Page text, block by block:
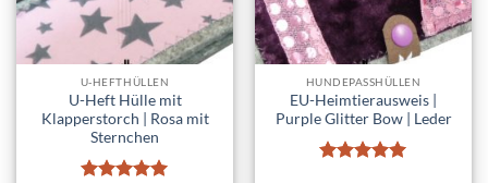
U-HEFTHÜLLEN
U-Heft Hülle mit
Klapperstorch | Rosa mit
Sternchen
HUNDEPASSHÜLLEN
EU-Heimtierausweis |
Purple Glitter Bow | Leder